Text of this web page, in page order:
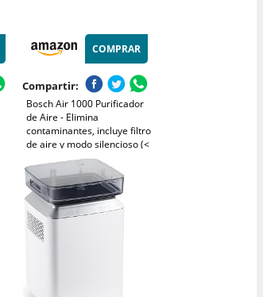
COMPRAR
Compartir:
Bosch Air 1000 Purificador
de Aire - Elimina
contaminantes, incluye filtro
de aire y modo silencioso (<
25 dB(A)) - para superficies
de hasta 23 m² - con modo
automático - CADR: 100
m³/h